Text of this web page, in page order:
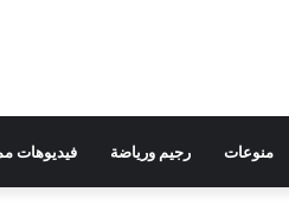
منوعات رجيم ورياضة فيديوهات